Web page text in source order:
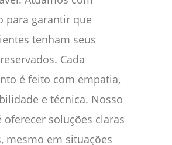
para garantir que
tenham seus
Cada
é feito com empatia,
e técnica. Nosso
oferecer soluções claras
mesmo em situações